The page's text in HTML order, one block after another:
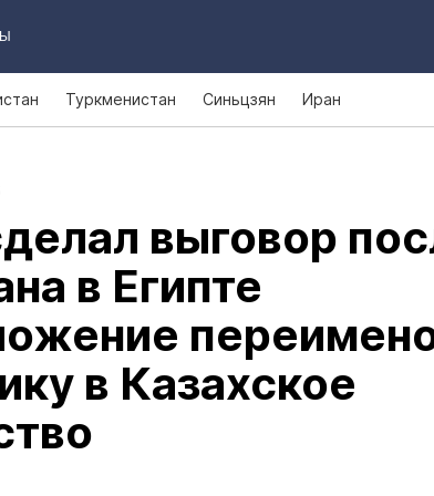
Туркменистан Синьцзян Иран
выговор
в Египте
в Казахское